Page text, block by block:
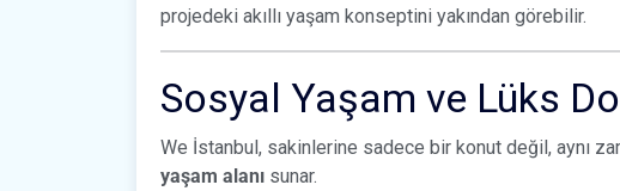
projedeki akıllı yaşam konseptini yakından görebilir.
Sosyal Yaşam ve Lüks
We İstanbul, sakinlerine sadece bir konut değil, aynı
yaşam alanı sunar.